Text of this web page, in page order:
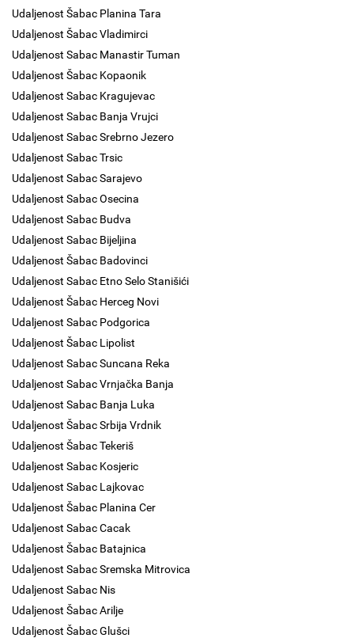
Udaljenost Šabac Planina Tara
Udaljenost Šabac Vladimirci
Udaljenost Sabac Manastir Tuman
Udaljenost Šabac Kopaonik
Udaljenost Sabac Kragujevac
Udaljenost Sabac Banja Vrujci
Udaljenost Sabac Srebrno Jezero
Udaljenost Sabac Trsic
Udaljenost Sabac Sarajevo
Udaljenost Sabac Osecina
Udaljenost Sabac Budva
Udaljenost Sabac Bijeljina
Udaljenost Šabac Badovinci
Udaljenost Sabac Etno Selo Stanišići
Udaljenost Šabac Herceg Novi
Udaljenost Sabac Podgorica
Udaljenost Šabac Lipolist
Udaljenost Sabac Suncana Reka
Udaljenost Sabac Vrnjačka Banja
Udaljenost Sabac Banja Luka
Udaljenost Šabac Srbija Vrdnik
Udaljenost Šabac Tekeriš
Udaljenost Sabac Kosjeric
Udaljenost Sabac Lajkovac
Udaljenost Šabac Planina Cer
Udaljenost Sabac Cacak
Udaljenost Šabac Batajnica
Udaljenost Sabac Sremska Mitrovica
Udaljenost Sabac Nis
Udaljenost Šabac Arilje
Udaljenost Šabac Glušci